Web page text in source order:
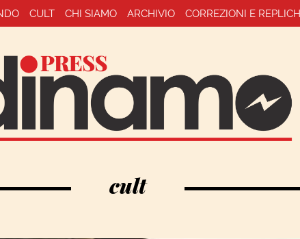
CULT CHI SIAMO ARCHIVIO CORREZIONI E
cult